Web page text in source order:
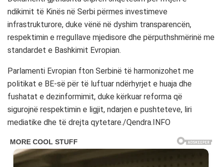
ndikimit të Kinës në Serbi përmes investimeve
infrastrukturore, duke vënë në dyshim transparencën,
respektimin e rregullave mjedisore dhe përputhshmërinë me
standardet e Bashkimit Evropian.
Parlamenti Evropian fton Serbinë të harmonizohet me
politikat e BE-së për të luftuar ndërhyrjet e huaja dhe
fushatat e dezinformimit, duke kërkuar reforma që
sigurojnë respektimin e ligjit, ndarjen e pushteteve, liri
mediatike dhe të drejta qytetare./Qendra.INFO